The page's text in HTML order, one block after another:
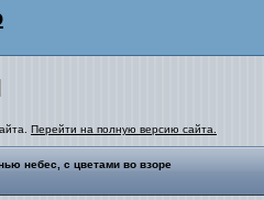
Перейти на полную версию сайта.
небес, с цветами во взоре